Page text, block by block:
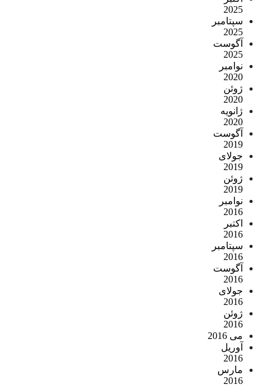
2025
سپتامبر
2025
آگوست
2025
نوامبر
2020
ژوئن
2020
ژانویه
2020
آگوست
2019
جولای
2019
ژوئن
2019
نوامبر
2016
اکتبر
2016
سپتامبر
2016
آگوست
2016
جولای
2016
ژوئن
2016
می 2016
آوریل
2016
مارس
2016